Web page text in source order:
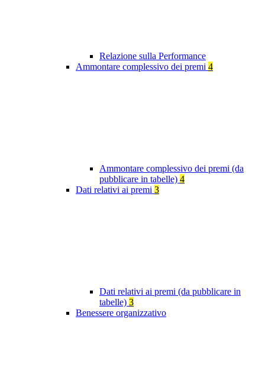
Relazione sulla Performance
Ammontare complessivo dei premi 4
Ammontare complessivo dei premi (da
pubblicare in tabelle) 4
Dati relativi ai premi 3
Dati relativi ai premi (da pubblicare in
tabelle) 3
Benessere organizzativo